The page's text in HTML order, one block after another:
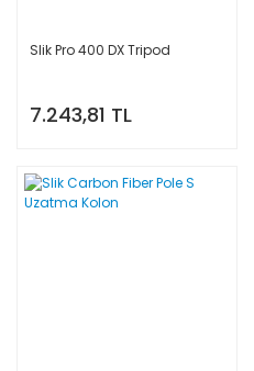
Slik Pro 400 DX Tripod
7.243,81 TL